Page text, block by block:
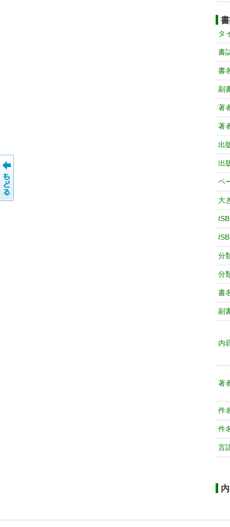
タ
書
書
副
著
著
出
出
ペ
大
分
分
書
副
内
著
件
件
言